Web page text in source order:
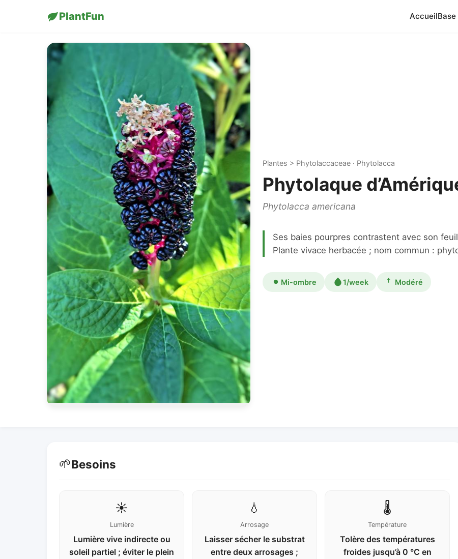
PlantFun Accueil
Plantes > Phytolaccaceae · Phytolacca
Phytolaque
Phytolacca americana
Ses baies pourpres contrastent avec son
Plante vivace herbacée ; nom commun :
Mi-ombre 1/week Modéré
🌱Besoins
☀️
Lumière
Lumière vive indirecte ou
soleil partiel ; éviter le plein
💧
Arrosage
Laisser sécher le substrat
entre deux arrosages ;
🌡️
Température
Tolère des températures
froides jusqu’à 0 °C en